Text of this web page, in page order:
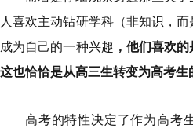
人喜欢主动钻研学科（非知识，
成为自己的一种兴趣 ，他们喜欢
这也恰恰是从高三生转变为高考生
高考的特性决定了作为高考